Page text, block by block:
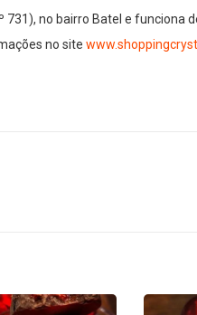
731), no bairro Batel e funciona
no site